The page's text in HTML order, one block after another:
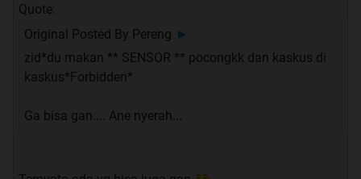
Quote:
Original Posted By Pereng ►
zid*du makan ** SENSOR ** pocongkk dan kaskus di
kaskus*Forbidden*
Ga bisa gan.... Ane nyerah...